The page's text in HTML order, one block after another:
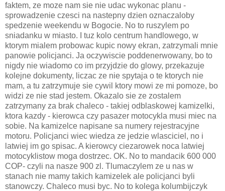
faktem, ze moze nam sie nie udac wykonac planu -
sprowadzenie czesci na nastepny dzien oznaczaloby
spedzenie weekendu w Bogocie. No to ruszylem po
sniadanku w miasto. I tuz kolo centrum handlowego, w
ktorym mialem probowac kupic nowy ekran, zatrzymali mnie
panowie policjanci. Ja oczywiscie poddenerwowany, bo to
nigdy nie wiadomo co im przyjdzie do glowy, przekazuje
kolejne dokumenty, liczac ze nie spytaja o te ktorych nie
mam, a tu zatrzymuje sie cywil ktory mowi ze mi pomoze, bo
widzi ze nie stad jestem. Okazalo sie ze zostalem
zatrzymany za brak chaleco - takiej odblaskowej kamizelki,
ktora kazdy - kierowca czy pasazer motocykla musi miec na
sobie. Na kamizelce napisane sa numery rejestracyjne
motoru. Policjanci wiec wiedza ze jedzie wlasciciel, no i
latwiej im go spisac. A kierowcy ciezarowek noca latwiej
motocyklistow moga dostrzec. OK. No to mandacik 600 000
COP- czyli na nasze 900 zl. Tlumaczylem ze u nas w
stanach nie mamy takich kamizelek ale policjanci byli
stanowczy. Chaleco musi byc. No to kolega kolumbijczyk